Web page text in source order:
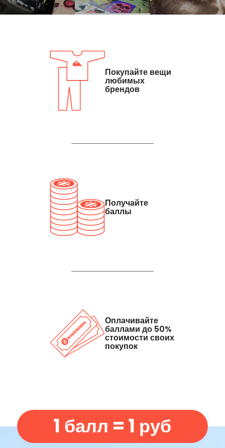
Покупайте вещи
любимых
брендов
Получайте
баллы
Оплачивайте
баллами до 50%
стоимости своих
покупок
1 балл = 1 руб